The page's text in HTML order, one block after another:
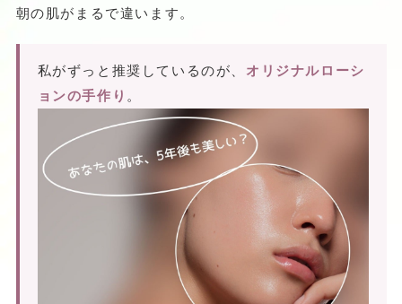
朝の肌がまるで違います。
私がずっと推奨しているのが、 オリジナルローシ
ョンの手作り 。